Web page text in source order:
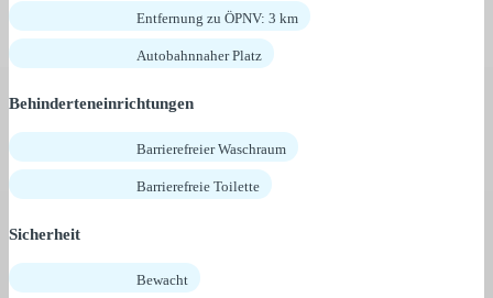
Entfernung zu ÖPNV: 3 km
Autobahnnaher Platz
Behinderteneinrichtungen
Barrierefreier Waschraum
Barrierefreie Toilette
Sicherheit
Bewacht